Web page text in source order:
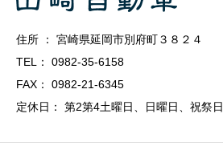
住所 ： 宮崎県延岡市別府町３８２４
TEL： 0982-35-6158
FAX： 0982-21-6345
定休日： 第2第4土曜日、日曜日、祝祭日